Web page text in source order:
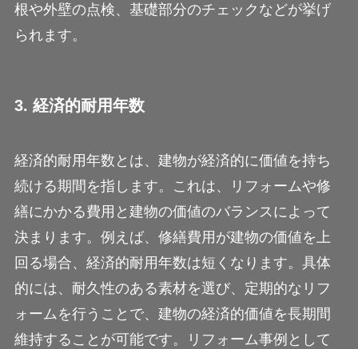
根や外壁の点検、基礎部分のチェックなどが挙げ
られます。
3. 経済的耐用年数
経済的耐用年数とは、建物が経済的に価値を持ち
続ける期間を指します。これは、リフォームや修
繕にかかる費用と建物の価値のバランスによって
決まります。例えば、修繕費用が建物の価値を上
回る場合、経済的耐用年数は短くなります。具体
的には、耐久性のある素材を選び、定期的なリフ
ォームを行うことで、建物の経済的価値を長期間
維持することが可能です。リフォーム事例として